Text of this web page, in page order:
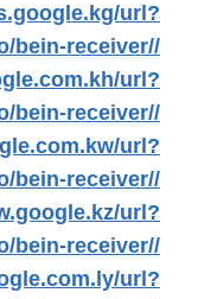
url?
bein-receiver//
url?
bein-receiver//
url?
bein-receiver//
url?
bein-receiver//
url?